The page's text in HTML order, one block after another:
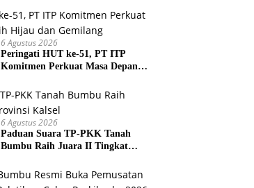
dengan cara Membakar
6 Agustus 2026
Peringati HUT ke-51, PT ITP
Komitmen Perkuat Masa Depan
6 Agustus 2026
Paduan Suara TP-PKK Tanah
Bumbu Raih Juara II Tingkat